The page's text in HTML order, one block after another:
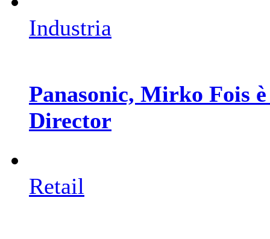
Industria
Panasonic, Mirko Fois
Director
Retail